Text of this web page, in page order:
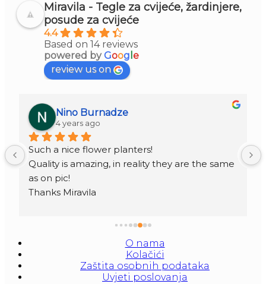
Miravila - Tegle za cvijeće, žardinjere,
posude za cvijeće
4.4
Based on 14 reviews
powered byGoog e
review us on
Nino Burnadze
4 years ago
Such a nice flower planters!
Quality is amazing, in reality they are the same
as on pic!
Thanks Miravila
O nama
Kolačići
Zaštita osobnih podataka
Uvjeti poslovanja